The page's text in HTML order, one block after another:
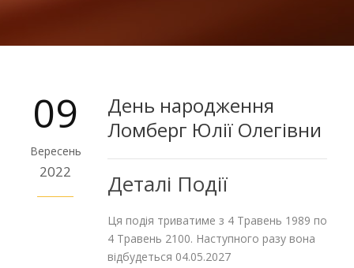
09
Вересень
2022
День народження
Ломберг Юлії Олегівни
Деталі Події
Ця подія триватиме з 4 Травень 1989 по
4 Травень 2100. Наступного разу вона
відбудеться 04.05.2027